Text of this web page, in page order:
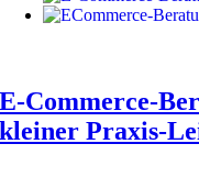
E-Commerce-
kleiner Praxis-